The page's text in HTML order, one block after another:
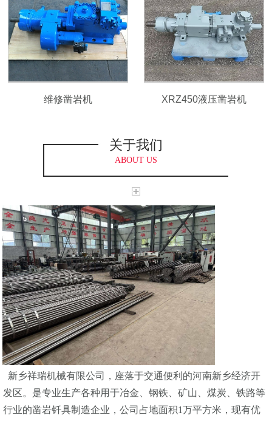
维修凿岩机 XRZ450液压凿岩机
关于我们
ABOUT US
新乡祥瑞机械有限公司，座落于交通便利的河南新乡经济开
发区。是专业生产各种用于冶金、钢铁、矿山、煤炭、铁路等
行业的凿岩钎具制造企业，公司占地面积1万平方米，现有优